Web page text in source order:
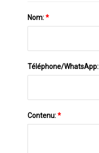
Nom:*
Téléphone/WhatsApp:
Contenu:*